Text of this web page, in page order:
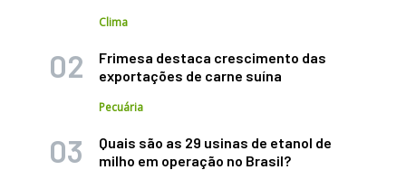
Clima
Frimesa destaca crescimento das
exportações de carne suína
Pecuária
Quais são as 29 usinas de etanol de
milho em operação no Brasil?